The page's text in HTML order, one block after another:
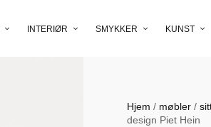
INTERIØR SMYKKER KUNST
Hjem / møbler /
design Piet Hein